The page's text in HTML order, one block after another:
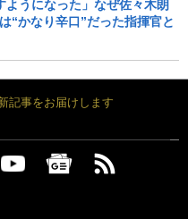
ようになった」なぜ佐々木朗
“かなり辛口”だった指揮官と
記事をお届けします